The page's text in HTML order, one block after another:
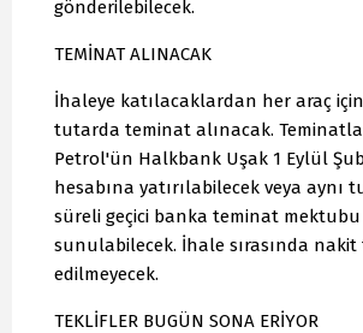
gönderilebilecek.
TEMİNAT ALINACAK
İhaleye katılacaklardan her araç
tutarda teminat alınacak.
Petrol'ün Halkbank Uşak 1 Eylül
hesabına yatırılabilecek veya aynı
süreli geçici banka teminat mektubu
sunulabilecek. İhale sırasında
edilmeyecek.
TEKLİFLER BUGÜN SONA ERİYOR